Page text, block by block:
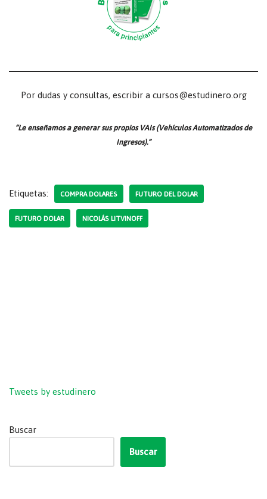
Por dudas y consultas, escribir a cursos@estudinero.org
“Le enseñamos a generar sus propios VAIs (Vehículos Automatizados de
Ingresos).”
Etiquetas: COMPRA DOLARES FUTURO DEL DOLAR
FUTURO DOLAR NICOLÁS LITVINOFF
Tweets by estudinero
Buscar
Buscar